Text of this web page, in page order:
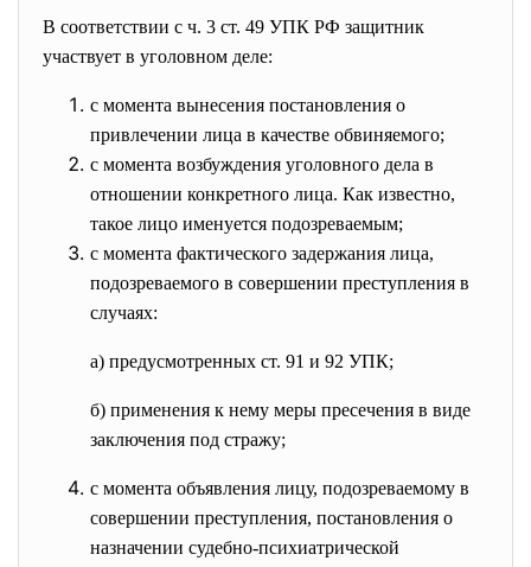
В соответствии с ч. 3 ст. 49 УПК РФ защитник
участвует в уголовном деле:
с момента вынесения постановления о
привлечении лица в качестве обвиняемого;
с момента возбуждения уголовного дела в
отношении конкретного лица. Как известно,
такое лицо именуется подозреваемым;
с момента фактического задержания лица,
подозреваемого в совершении преступления в
случаях:
а) предусмотренных ст. 91 и 92 УПК;
б) применения к нему меры пресечения в виде
заключения под стражу;
с момента объявления лицу, подозреваемому в
совершении преступления, постановления о
назначении судебно-психиатрической